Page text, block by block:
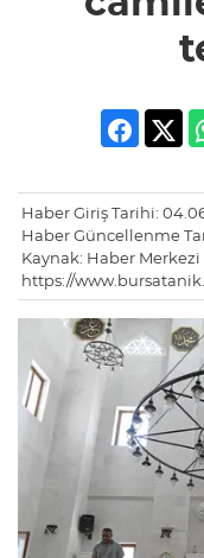
Haber Giriş Tarihi:
Haber Güncellenme
Kaynak: Haber Merkezi
https://